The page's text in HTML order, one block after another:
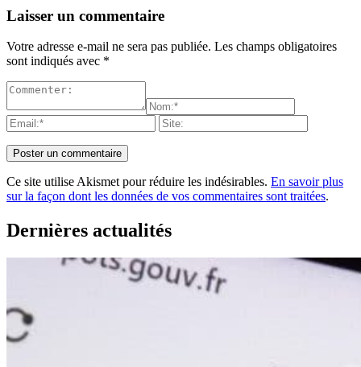
Laisser un commentaire
Votre adresse e-mail ne sera pas publiée. Les champs obligatoires
sont indiqués avec *
Ce site utilise Akismet pour réduire les indésirables. En savoir plus
sur la façon dont les données de vos commentaires sont traitées.
Dernières actualités